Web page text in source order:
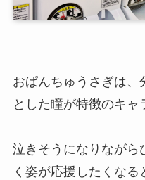
おぱんちゅうさぎは、
とした瞳が特徴のキャ
泣きそうになりながら
く姿が応援したくなる